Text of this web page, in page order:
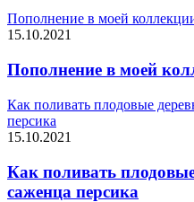
Пополнение в моей
15.10.2021
Пополнение в моей
Как поливать плодовые
персика
15.10.2021
Как поливать
саженца персика